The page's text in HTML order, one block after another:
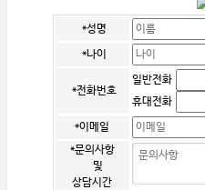
*성명
*나이
*전화번호
일반전화
휴대전화
*이메일
*문의사항
및
상담시간